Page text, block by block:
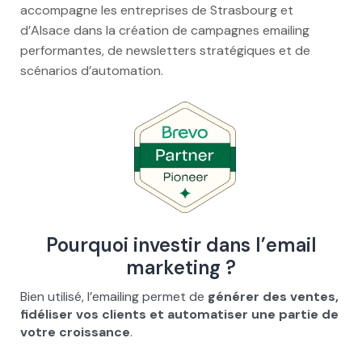
accompagne les entreprises de Strasbourg et
d’Alsace dans la création de campagnes emailing
performantes, de newsletters stratégiques et de
scénarios d’automation.
Pourquoi investir dans l’email
marketing ?
Bien utilisé, l’emailing permet de générer des ventes,
fidéliser vos clients et automatiser une partie de
votre croissance.